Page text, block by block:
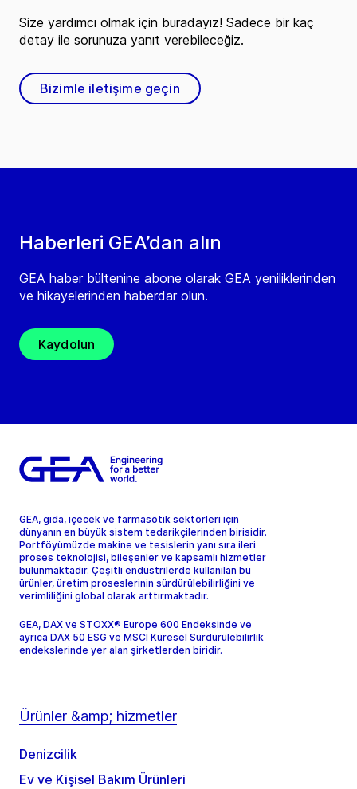
Haberleri GEA’dan alın
GEA haber bültenine abone olarak GEA yeniliklerinden
ve hikayelerinden haberdar olun.
Kaydolun
Size yardımcı olmak için buradayız! Sadece bir kaç
detay ile sorunuza yanıt verebileceğiz.
Bizimle iletişime geçin
GEA, gıda, içecek ve farmasötik sektörleri için
dünyanın en büyük sistem tedarikçilerinden birisidir.
Portföyümüzde makine ve tesislerin yanı sıra ileri
proses teknolojisi, bileşenler ve kapsamlı hizmetler
bulunmaktadır. Çeşitli endüstrilerde kullanılan bu
ürünler, üretim proseslerinin sürdürülebilirliğini ve
verimliliğini global olarak arttırmaktadır.
GEA, DAX ve STOXX® Europe 600 Endeksinde ve
ayrıca DAX 50 ESG ve MSCI Küresel Sürdürülebilirlik
endekslerinde yer alan şirketlerden biridir.
Ürünler &amp; hizmetler
Denizcilik
Ev ve Kişisel Bakım Ürünleri